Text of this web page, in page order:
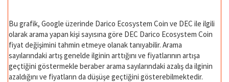
Bu grafik, Google üzerinde Darico Ecosystem Coin ve DEC ile ilgili
olarak arama yapan kişi sayısına göre DEC Darico Ecosystem Coin
fiyat değişimini tahmin etmeye olanak tanıyabilir. Arama
sayılarındaki artış genelde ilginin arttığını ve fiyatlarının artışa
geçtiğini göstermekle beraber arama sayılarındaki azalış da ilginin
azaldığını ve fiyatların da düşüşe geçtiğini gösterebilmektedir.